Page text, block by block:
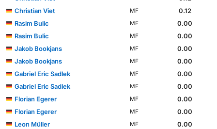
Christian Viet
MF
0.12
Rasim Bulic
MF
0.00
Rasim Bulic
MF
0.00
Jakob Bookjans
MF
0.00
Jakob Bookjans
MF
0.00
Gabriel Eric Sadlek
MF
0.00
Gabriel Eric Sadlek
MF
0.00
Florian Egerer
MF
0.00
Florian Egerer
MF
0.00
Leon Müller
MF 0.00